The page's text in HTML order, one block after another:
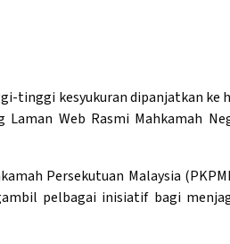
tinggi kesyukuran dipanjatkan ke
Web Rasmi Mahkamah
Persekutuan Malaysia
pelbagai inisiatif bagi